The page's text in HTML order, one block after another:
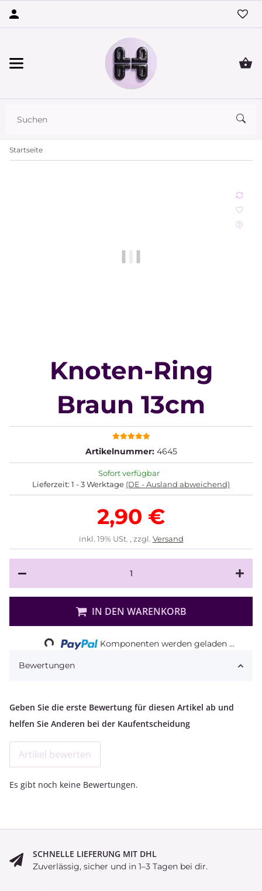
Startseite
Knoten-Ring
Braun 13cm
Artikelnummer: 4645
Sofort verfügbar
Lieferzeit: 1 - 3 Werktage (DE - Ausland abweichend)
2,90 €
inkl. 19% USt. , zzgl. Versand
IN DEN WARENKORB
Loading... Komponenten werden geladen ...
Bewertungen
Geben Sie die erste Bewertung für diesen Artikel ab und
helfen Sie Anderen bei der Kaufentscheidung
Artikel bewerten
Es gibt noch keine Bewertungen.
SCHNELLE LIEFERUNG MIT DHL
Zuverlässig, sicher und in 1–3 Tagen bei dir.